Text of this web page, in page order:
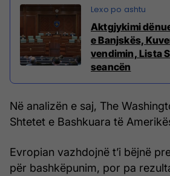
​Aktgjykimi
e Banjskës,
vendimin, Lista
seancën
Në analizën e saj, The
Shtetet e Bashkuara të
Evropian vazhdojnë t’i bëjnë
për bashkëpunim, por pa